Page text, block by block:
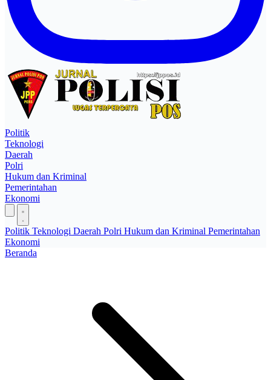
Politik
Teknologi
Daerah
Polri
Hukum dan Kriminal
Pemerintahan
Ekonomi
Politik Teknologi Daerah Polri Hukum dan Kriminal Pemerintahan
Ekonomi
Beranda